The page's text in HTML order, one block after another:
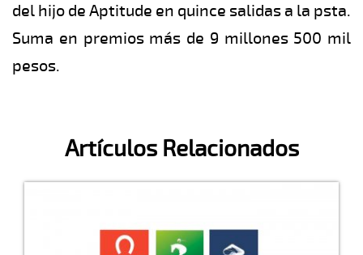
del hijo de Aptitude en quince salidas a la psta.
Suma en premios más de 9 millones 500 mil
pesos.
Artículos Relacionados